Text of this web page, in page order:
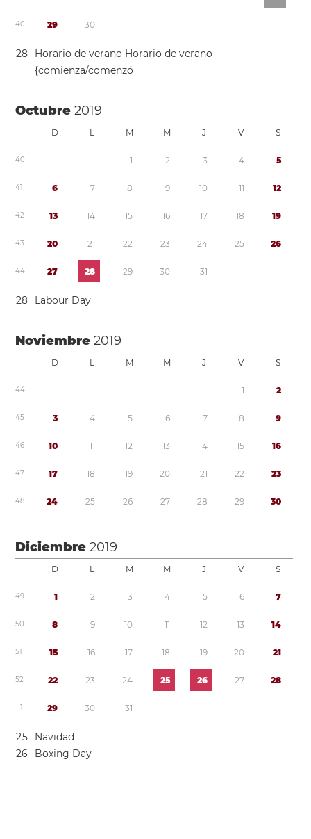
40 29 30
28 Horario de verano Horario de verano
{comienza/comenzó
Octubre2019
D L M M J V S
40 1 2 3 4 5
41 6 7 8 9 10 11 12
42 13 14 15 16 17 18 19
43 20 21 22 23 24 25 26
44 27 28 29 30 31
28 Labour Day
Noviembre2019
D L M M J V S
44 1 2
45 3 4 5 6 7 8 9
46 10 11 12 13 14 15 16
47 17 18 19 20 21 22 23
48 24 25 26 27 28 29 30
Diciembre2019
D L M M J V S
49 1 2 3 4 5 6 7
50 8 9 10 11 12 13 14
51 15 16 17 18 19 20 21
52 22 23 24 25 26 27 28
1 29 30 31
25
Navidad
26 Boxing Day